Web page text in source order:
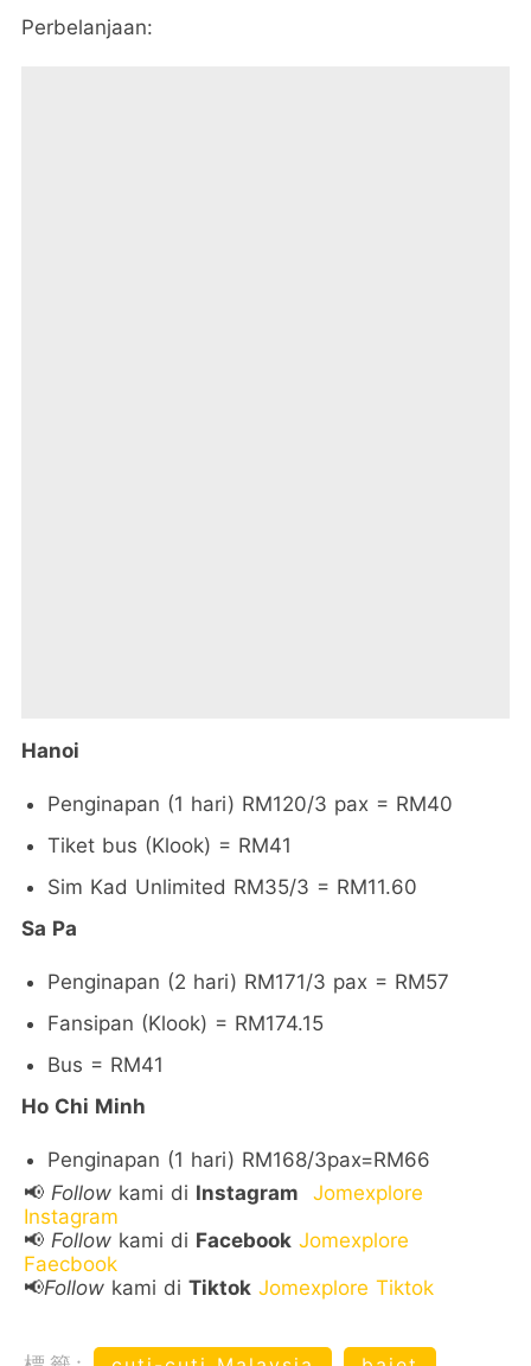
Perbelanjaan:
Hanoi
Penginapan (1 hari) RM120/3 pax = RM40
Tiket bus (Klook) = RM41
Sim Kad Unlimited RM35/3 = RM11.60
Sa Pa
Penginapan (2 hari) RM171/3 pax = RM57
Fansipan (Klook) = RM174.15
Bus = RM41
Ho Chi Minh
Penginapan (1 hari) RM168/3pax=RM66
📢 Follow kami di Instagram
Jomexplore
Instagram
📢 Follow kami di Facebook Jomexplore
Faecbook
📢Follow kami di Tiktok Jomexplore Tiktok